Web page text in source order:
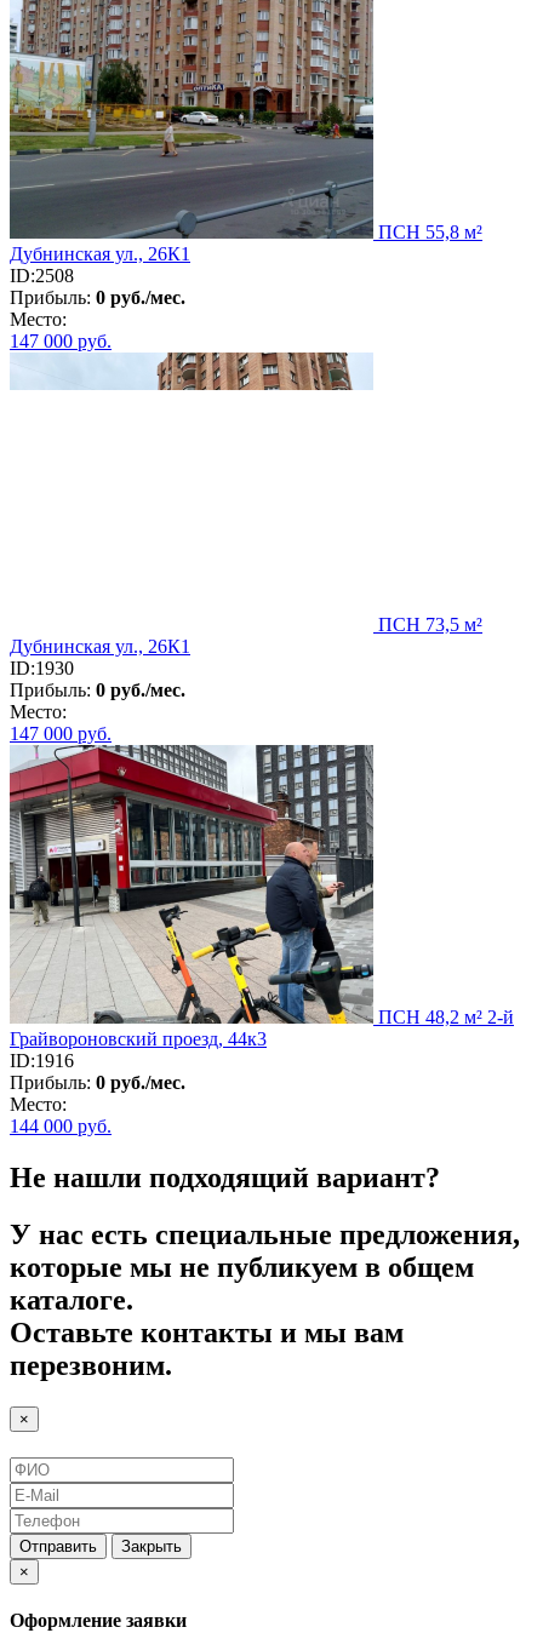
ПСН 55,8 м²
Дубнинская ул., 26К1
ID:2508
Прибыль: 0 руб./мес.
Место:
147 000 руб.
ПСН 73,5 м²
Дубнинская ул., 26К1
ID:1930
Прибыль: 0 руб./мес.
Место:
147 000 руб.
ПСН 48,2 м² 2-й
Грайвороновский проезд, 44к3
ID:1916
Прибыль: 0 руб./мес.
Место:
144 000 руб.
Не нашли подходящий вариант?
У нас есть специальные предложения,
которые мы не публикуем в общем
каталоге.
Оставьте контакты и мы вам
перезвоним.
×
Отправить
Закрыть
×
Оформление заявки